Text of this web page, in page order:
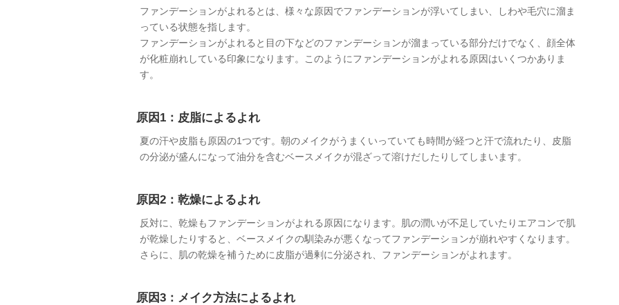
ファンデーションがよれるとは、様々な原因でファンデーションが浮いてしまい、しわや毛穴に溜ま
っている状態を指します。
ファンデーションがよれると目の下などのファンデーションが溜まっている部分だけでなく、顔全体
が化粧崩れしている印象になります。このようにファンデーションがよれる原因はいくつかありま
す。
原因1：皮脂によるよれ
夏の汗や皮脂も原因の1つです。朝のメイクがうまくいっていても時間が経つと汗で流れたり、皮脂
の分泌が盛んになって油分を含むベースメイクが混ざって溶けだしたりしてしまいます。
原因2：乾燥によるよれ
反対に、乾燥もファンデーションがよれる原因になります。肌の潤いが不足していたりエアコンで肌
が乾燥したりすると、ベースメイクの馴染みが悪くなってファンデーションが崩れやすくなります。
さらに、肌の乾燥を補うために皮脂が過剰に分泌され、ファンデーションがよれます。
原因3：メイク方法によるよれ